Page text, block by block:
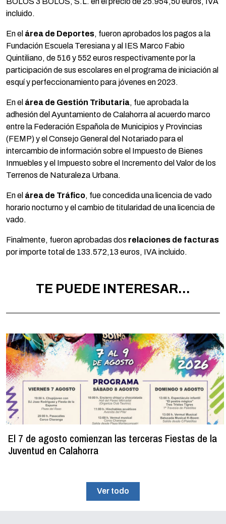
incluido.
En el área de Deportes, fueron aprobados los pagos a la
Fundación Escuela Teresiana y al IES Marco Fabio
Quintiliano, de 516 y 552 euros respectivamente por la
participación de sus escolares en el programa de iniciación al
esquí y perfeccionamiento para jóvenes en 2023.
En el área de Gestión Tributaria, fue aprobada la
adhesión del Ayuntamiento de Calahorra al acuerdo marco
entre la Federación Española de Municipios y Provincias
(FEMP) y el Consejo General del Notariado para el
intercambio de información sobre el Impuesto de Bienes
Inmuebles y el Impuesto sobre el Incremento del Valor de los
Terrenos de Naturaleza Urbana.
En el área de Tráfico, fue concedida una licencia de vado
horario nocturno y el cambio de titularidad de una licencia de
vado.
Finalmente, fueron aprobadas dos relaciones de facturas
por importe total de 133.572,13 euros, IVA incluido.
TE PUEDE INTERESAR...
El 7 de agosto comienzan las terceras Fiestas de la
Juventud en Calahorra
Ver todo